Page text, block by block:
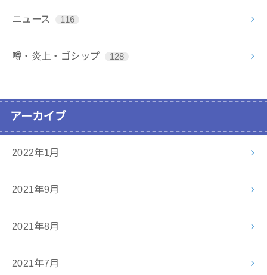
ニュース 116
噂・炎上・ゴシップ 128
アーカイブ
2022年1月
2021年9月
2021年8月
2021年7月